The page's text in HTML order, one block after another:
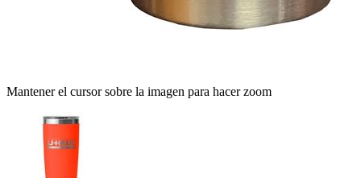
Mantener el cursor sobre la imagen para hacer zoom